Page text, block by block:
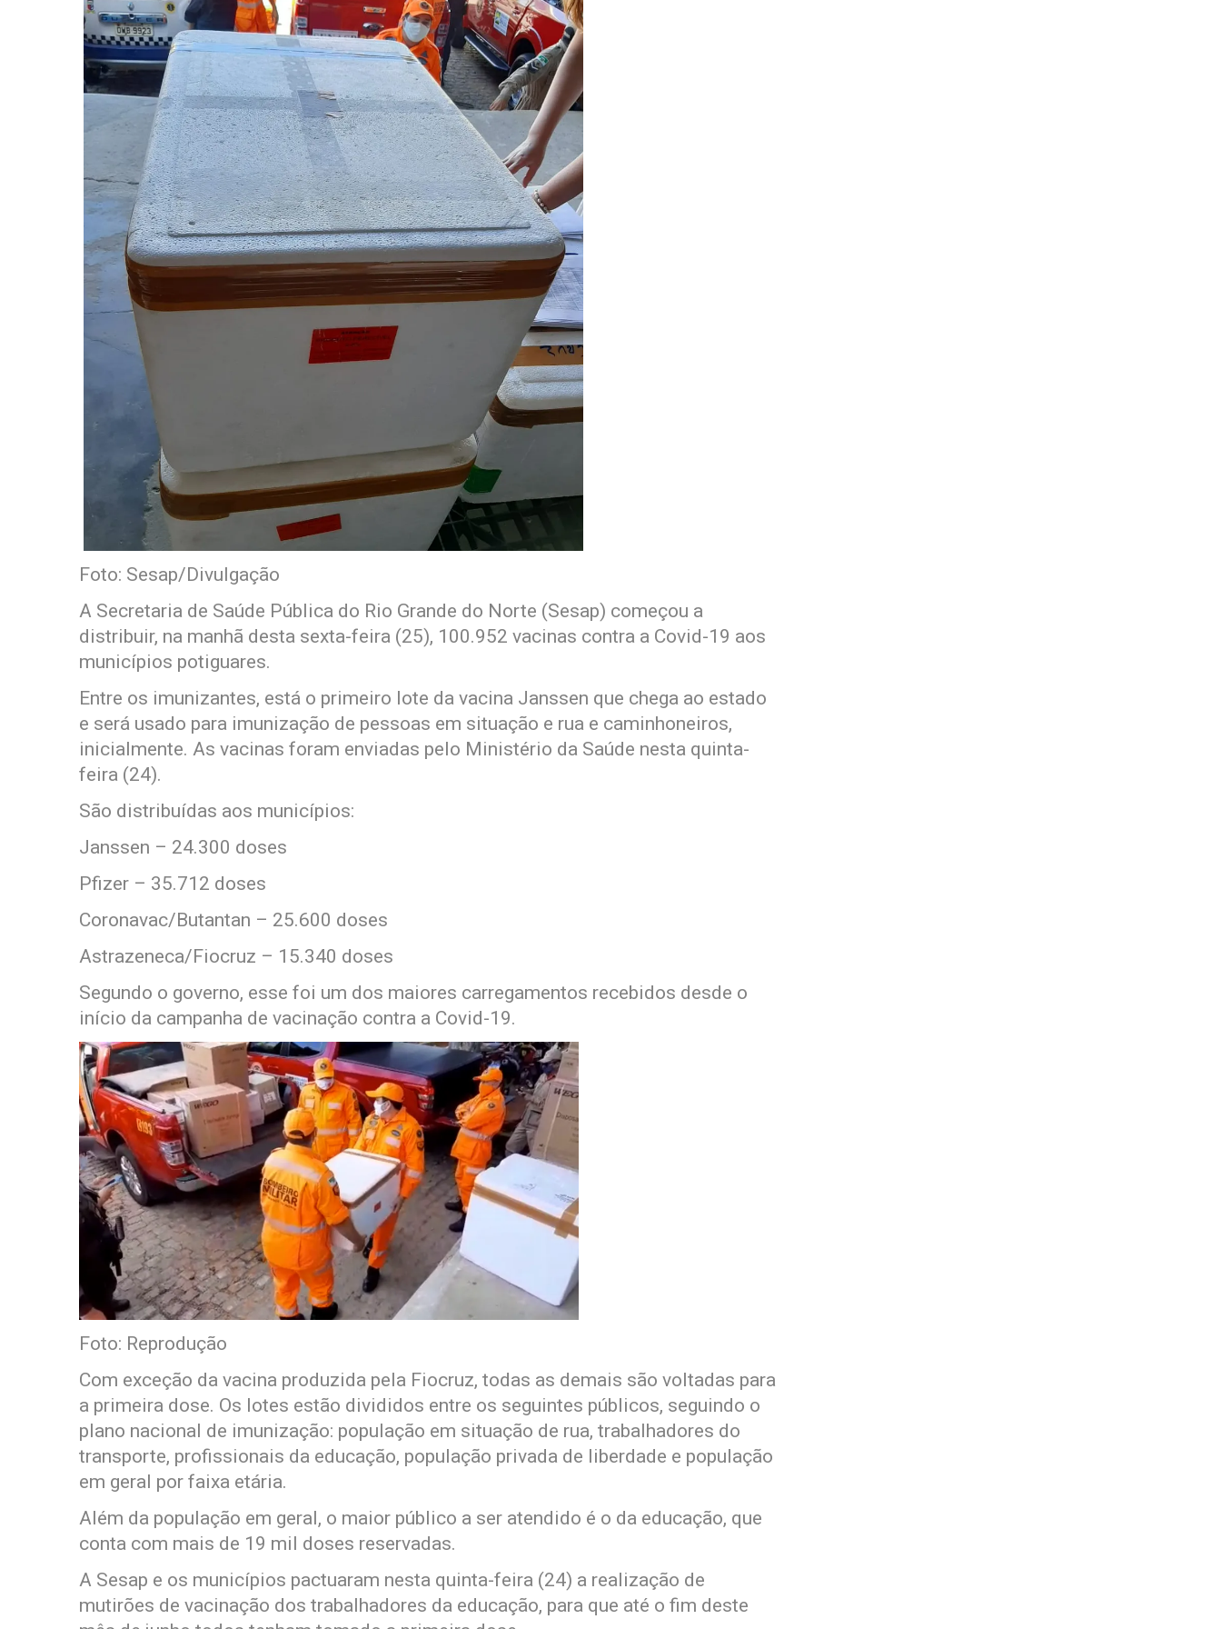
Foto: Sesap/Divulgação
A Secretaria de Saúde Pública do Rio Grande do Norte (Sesap) começou a
distribuir, na manhã desta sexta-feira (25), 100.952 vacinas contra a Covid-19 aos
municípios potiguares.
Entre os imunizantes, está o primeiro lote da vacina Janssen que chega ao estado
e será usado para imunização de pessoas em situação e rua e caminhoneiros,
inicialmente. As vacinas foram enviadas pelo Ministério da Saúde nesta quinta-
feira (24).
São distribuídas aos municípios:
Janssen – 24.300 doses
Pfizer – 35.712 doses
Coronavac/Butantan – 25.600 doses
Astrazeneca/Fiocruz – 15.340 doses
Segundo o governo, esse foi um dos maiores carregamentos recebidos desde o
início da campanha de vacinação contra a Covid-19.
Foto: Reprodução
Com exceção da vacina produzida pela Fiocruz, todas as demais são voltadas para
a primeira dose. Os lotes estão divididos entre os seguintes públicos, seguindo o
plano nacional de imunização: população em situação de rua, trabalhadores do
transporte, profissionais da educação, população privada de liberdade e população
em geral por faixa etária.
Além da população em geral, o maior público a ser atendido é o da educação, que
conta com mais de 19 mil doses reservadas.
A Sesap e os municípios pactuaram nesta quinta-feira (24) a realização de
mutirões de vacinação dos trabalhadores da educação, para que até o fim deste